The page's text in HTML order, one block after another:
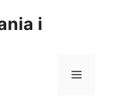
i
Menu